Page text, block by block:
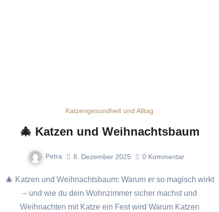
Katzengesundheit und Alltag
🎄 Katzen und Weihnachtsbaum
Petra 8. Dezember 2025 0 Kommentar
🎄 Katzen und Weihnachtsbaum: Warum er so magisch wirkt
– und wie du dein Wohnzimmer sicher machst und
Weihnachten mit Katze ein Fest wird Warum Katzen